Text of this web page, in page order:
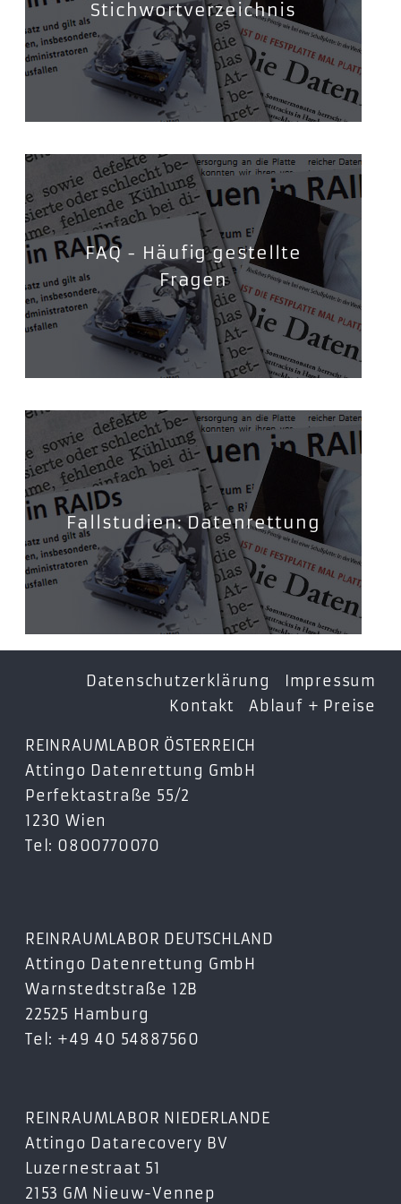
Stichwortverzeichnis
FAQ - Häufig gestellte
Fragen
Fallstudien: Datenrettung
Datenschutzerklärung
Impressum
Kontakt
Ablauf + Preise
REINRAUMLABOR ÖSTERREICH
Attingo Datenrettung GmbH
Perfektastraße 55/2
1230 Wien
Tel: 0800770070
REINRAUMLABOR DEUTSCHLAND
Attingo Datenrettung GmbH
Warnstedtstraße 12B
22525 Hamburg
Tel: +49 40 54887560
REINRAUMLABOR NIEDERLANDE
Attingo Datarecovery BV
Luzernestraat 51
2153 GM Nieuw-Vennep